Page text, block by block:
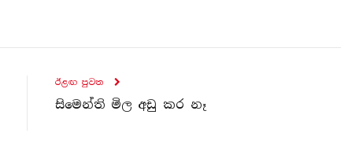
ඊළඟ පුව​ත
සිමෙන්ති මිල අඩු කර නෑ